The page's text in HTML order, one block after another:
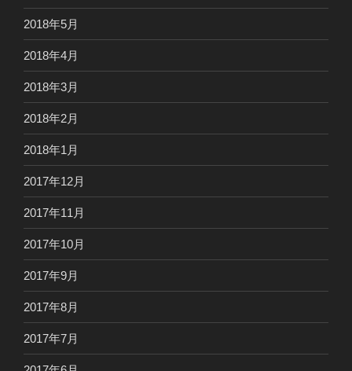
2018年5月
2018年4月
2018年3月
2018年2月
2018年1月
2017年12月
2017年11月
2017年10月
2017年9月
2017年8月
2017年7月